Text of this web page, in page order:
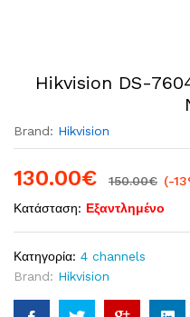
Hikvision DS-
Brand: Hikvision
130.00€ 150.00€ (-
Κατάσταση: Εξαντλημένο
Κατηγορία: 4 channels
Brand: Hikvision